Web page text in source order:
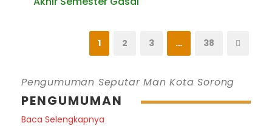
1 2 3 … 38
Pengumuman Seputar Man Kota Sorong
PENGUMUMAN
Baca Selengkapnya